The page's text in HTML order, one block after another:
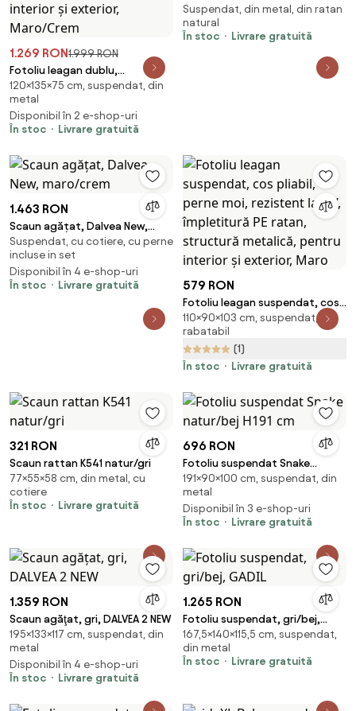
1.269 RON1.999 RON
Fotoliu leagan dublu,
suspendat, cu perne moi,
rezistente la UV, împletitură tip
răchită, structură metalică,
pentru interior și exterior,
120×135×75 cm, suspendat, din
metal
Disponibil în 2 e-shop-uri
În stoc
Livrare gratuită
cu suport, gri, ratan și oțel
Suspendat, din metal, din ratan
natural
În stoc
Livrare gratuită
1.463 RON
Scaun agățat, Dalvea New,
maro/crem
Suspendat, cu cotiere, cu perne
incluse in set
Disponibil în 4 e-shop-uri
În stoc
Livrare gratuită 579 RON
Fotoliu leagan suspendat, cos
pliabil, perne moi, rezistent la
UV, împletitură PE ratan,
structură metalică, pentru
interior și exterior, Maro
110×90×103 cm, suspendat,
rabatabil
(1)
În stoc
Livrare gratuită
321 RON
Scaun rattan K541 natur/gri
77×55×58 cm, din metal, cu
cotiere
În stoc
Livrare gratuită
696 RON
Fotoliu suspendat Snake
natur/bej H191 cm
191×90×100 cm, suspendat, din
metal
Disponibil în 3 e-shop-uri
În stoc
Livrare gratuită
1.359 RON
Scaun agăţat, gri, DALVEA 2 NEW
195×133×117 cm, suspendat, din
metal
Disponibil în 4 e-shop-uri
În stoc
Livrare gratuită
1.265 RON
Fotoliu suspendat, gri/bej,
GADIL
167,5×140×115,5 cm, suspendat,
din metal
În stoc
Livrare gratuită